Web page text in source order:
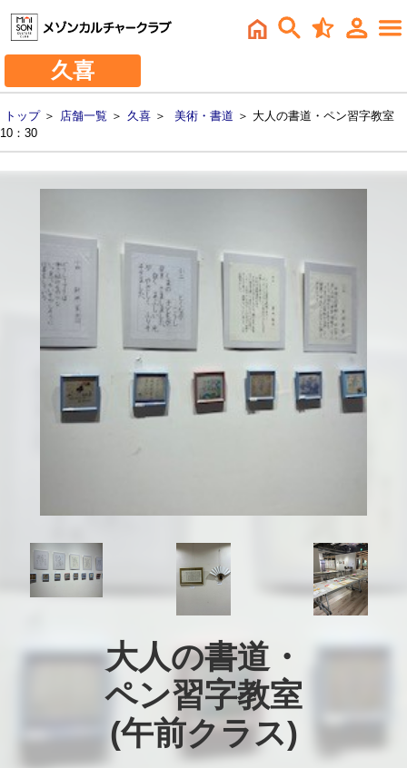
久喜
トップ＞ 店舗一覧 ＞ 久喜 ＞ 美術・書道 ＞ 大人の書道・ペン習字教室
10：30
大人の書道・
ペン習字教室
(午前クラス)